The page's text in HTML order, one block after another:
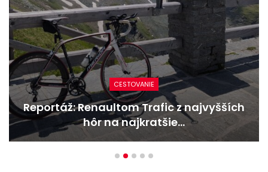
NOVINKY
Nový Mercedes-Benz GLA mieša gény
bestselleru s elektrinou